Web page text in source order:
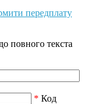
передплату
повного текста
* Код